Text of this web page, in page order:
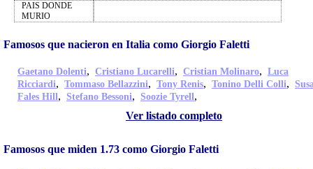
PAIS DONDE
MURIO
Famosos que nacieron en Italia como Giorgio Faletti
Gaetano Dolenti, Cristiano Lucarelli, Cristian Molinaro, Luca
Ricciardi, Tommaso Bellazzini, Tony Renis, Tonino Delli Colli,
Fales Hill, Stefano Bessoni, Soozie Tyrell,
Ver listado completo
Famosos que miden 1.73 como Giorgio Faletti